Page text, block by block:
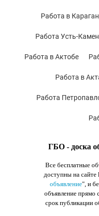
ГБО - доска
Все бесплатные
доступны на
объявление", и
объявление прямо
срок публикации
Работа в
Работа Усть-
Работа в Актобе
Работа в
Работа